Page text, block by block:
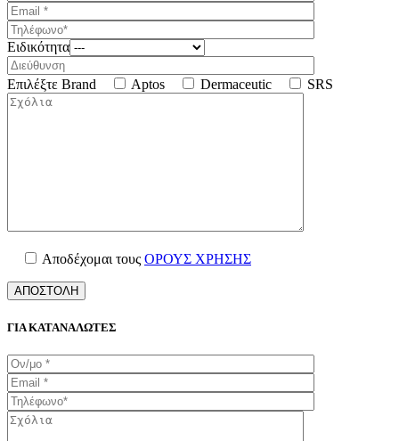
Ειδικότητα
Επιλέξτε Brand Aptos Dermaceutic SRS
Αποδέχομαι τους ΟΡΟΥΣ ΧΡΗΣΗΣ
ΓΙΑ ΚΑΤΑΝΑΛΩΤΕΣ